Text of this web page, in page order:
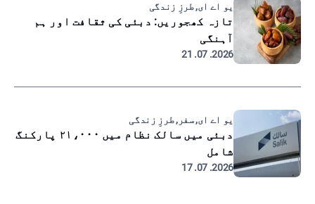
یو اے ای, طرزِ زندگی
تازہ کھجوریں: دبئی کی ثقافت اور ہم
آہنگی
2026. 07. 21
یو اے ای, سفر, طرزِ زندگی
دبئی میں سالک نظام میں ۲۱،۰۰۰ پارکنگ
شامل
2026. 07. 17